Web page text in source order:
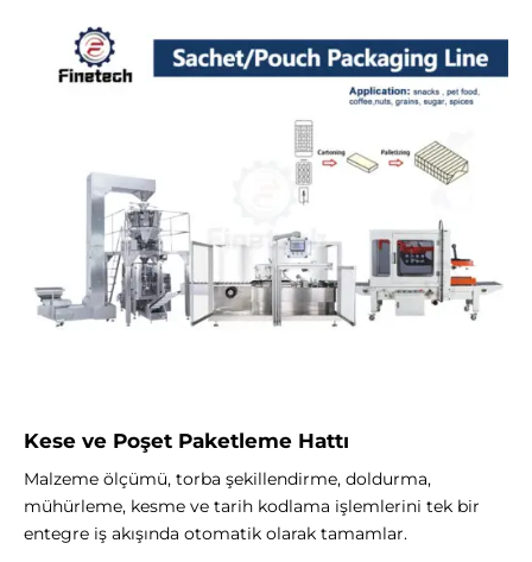
Kese ve Poşet Paketleme Hattı
Malzeme ölçümü, torba şekillendirme, doldurma,
mühürleme, kesme ve tarih kodlama işlemlerini tek bir
entegre iş akışında otomatik olarak tamamlar.